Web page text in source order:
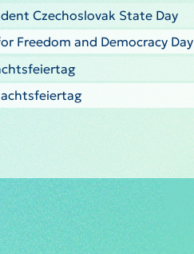
Czechoslovak State Day
Freedom and Democracy Day